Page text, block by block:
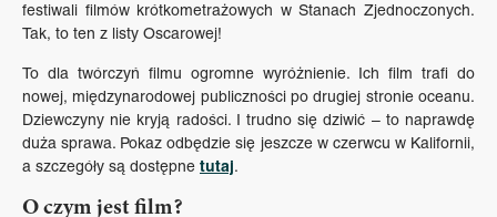
festiwali filmów krótkometrażowych w Stanach Zjednoczonych.
Tak, to ten z listy Oscarowej!
To dla twórczyń filmu ogromne wyróżnienie. Ich film trafi do
nowej, międzynarodowej publiczności po drugiej stronie oceanu.
Dziewczyny nie kryją radości. I trudno się dziwić – to naprawdę
duża sprawa. Pokaz odbędzie się jeszcze w czerwcu w Kalifornii,
a szczegóły są dostępne tutaj.
O czym jest film?